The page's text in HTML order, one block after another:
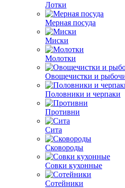
Лотки
Мерная посуда
Миски
Молотки
Овощечистки и
Половники и черпаки
Противни
Сита
Сковороды
Совки кухонные
Сотейники